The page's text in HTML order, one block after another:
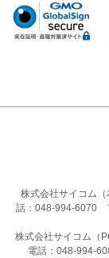
株式会社サイコム
話：048-994-6070
株式会社サイコム
電話：048-994-